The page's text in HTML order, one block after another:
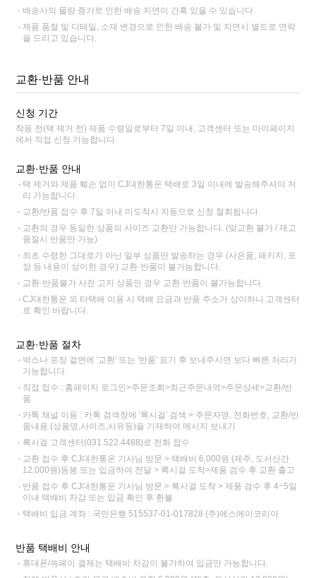
배송사의 물량 증가로 인한 배송 지연이 간혹 있을 수 있습니다.
제품 품절 및 디테일, 소재 변경으로 인한 배송 불가 및 지연시 별도로 연락
을 드리고 있습니다.
교환·반품 안내
신청 기간
착용 전(택 제거 전) 제품 수령일로부터 7일 이내, 고객센터 또는 마이페이지
에서 직접 신청 가능합니다.
교환·반품 안내
택 제거와 제품 훼손 없이 CJ대한통운 택배로 3일 이내에 발송해주셔야 처
리 가능합니다.
교환/반품 접수 후 7일 이내 미도착시 자동으로 신청 철회됩니다.
교환의 경우 동일한 상품의 사이즈 교환만 가능합니다. (맞교환 불가 / 재고
품절시 반품만 가능)
최초 수령한 그대로가 아닌 일부 상품만 발송하는 경우 (사은품, 패키지, 포
장 등 내용이 상이한 경우) 교환·반품이 불가능합니다.
교환·반품불가 사전 고지 상품인 경우 교환·반품이 불가능합니다.
CJ대한통운 외 타택배 이용 시 택배 요금과 반품 주소가 상이하니 고객센터
로 확인 바랍니다.
교환·반품 절차
박스나 포장 겉면에 '교환' 또는 '반품' 표기 후 보내주시면 보다 빠른 처리가
가능합니다.
직접 접수 : 홈페이지 로그인>주문조회>최근주문내역>주문상세>교환/반
품
카톡 채널 이용 : 카톡 검색창에 '록시걸' 검색 > 주문자명, 전화번호, 교환/반
품내용 (상품명,사이즈,사유등)을 기재하여 메시지 보내기
록시걸 고객센터(031.522.4488)로 전화 접수
교환 접수 후 CJ대한통운 기사님 방문 > 택배비 6,000원 (제주, 도서산간
12,000원)동봉 또는 입금하여 전달 > 록시걸 도착>제품 검수 후 교환 출고
반품 접수 후 CJ대한통운 기사님 방문 > 록시걸 도착 > 제품 검수 후 4~5일
이내 택배비 차감 또는 입금 확인 후 환불
택배비 입금 계좌 : 국민은행 515537-01-017828 (주)에스에이코리아
반품 택배비 안내
휴대폰/쓱페이 결제는 택배비 차감이 불가하여 입금만 가능합니다.